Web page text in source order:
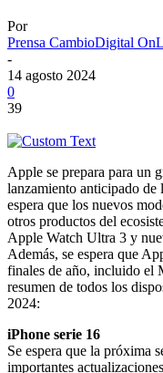
Por
Prensa CambioDigital
-
14 agosto 2024
0
39
Apple se prepara para un
lanzamiento anticipado de
espera que los nuevos
otros productos del
Apple Watch Ultra 3 y
Además, se espera que
finales de año, incluido el
resumen de todos los
2024:
iPhone serie 16
Se espera que la próxima
importantes